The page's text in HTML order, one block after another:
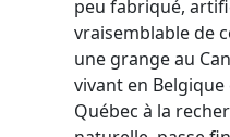
peu fabriqué,
vraisemblable de
une grange au
vivant en
Québec à la